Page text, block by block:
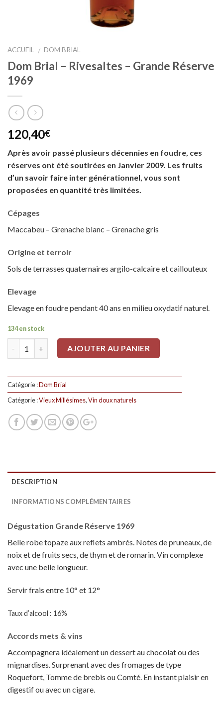
ACCUEIL / DOM BRIAL
Dom Brial – Rivesaltes – Grande Réserve
1969
120,40€
Après avoir passé plusieurs décennies en foudre, ces
réserves ont été soutirées en Janvier 2009. Les fruits
d’un savoir faire inter générationnel, vous sont
proposées en quantité très limitées.
Cépages
Maccabeu – Grenache blanc – Grenache gris
Origine et terroir
Sols de terrasses quaternaires argilo-calcaire et caillouteux
Elevage
Elevage en foudre pendant 40 ans en milieu oxydatif naturel.
134 en stock
AJOUTER AU PANIER
Catégorie :Dom Brial
Catégorie :Vieux Millésimes,Vin doux naturels
DESCRIPTION
INFORMATIONS COMPLÉMENTAIRES
Dégustation Grande Réserve 1969
Belle robe topaze aux reflets ambrés. Notes de pruneaux, de
noix et de fruits secs, de thym et de romarin. Vin complexe
avec une belle longueur.
Servir frais entre 10° et 12°
Taux d’alcool : 16%
Accords mets & vins
Accompagnera idéalement un dessert au chocolat ou des
mignardises. Surprenant avec des fromages de type
Roquefort, Tomme de brebis ou Comté. En instant plaisir en
digestif ou avec un cigare.